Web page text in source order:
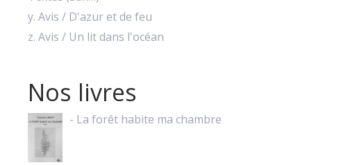
y. Avis / D'azur et de feu
z. Avis / Un lit dans l'océan
Nos livres
- La forêt habite ma chambre